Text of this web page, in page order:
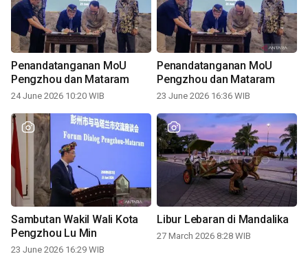
Penandatanganan MoU
Pengzhou dan Mataram
24 June 2026 10:20 WIB
Penandatanganan MoU
Pengzhou dan Mataram
23 June 2026 16:36 WIB
Sambutan Wakil Wali Kota
Pengzhou Lu Min
23 June 2026 16:29 WIB
Libur Lebaran di Mandalika
27 March 2026 8:28 WIB